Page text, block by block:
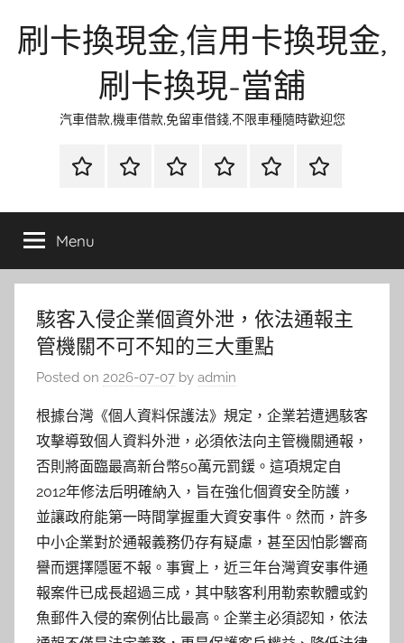
刷卡換現金,信用卡換現金,
刷卡換現-當舖
汽車借款,機車借款,免留車借錢,不限車種隨時歡迎您
首
當
金
網
資
流
時
環
清
聯
徵
Menu
駭客入侵企業個資外泄，依法通報主
管機關不可不知的三大重點
Posted on 2026-07-07 by admin
根據台灣《個人資料保護法》規定，企業若遭遇駭客
攻擊導致個人資料外泄，必須依法向主管機關通報，
否則將面臨最高新台幣50萬元罰鍰。這項規定自
2012年修法后明確納入，旨在強化個資安全防護，
並讓政府能第一時間掌握重大資安事件。然而，許多
中小企業對於通報義務仍存有疑慮，甚至因怕影響商
譽而選擇隱匿不報。事實上，近三年台灣資安事件通
報案件已成長超過三成，其中駭客利用勒索軟體或釣
魚郵件入侵的案例佔比最高。企業主必須認知，依法